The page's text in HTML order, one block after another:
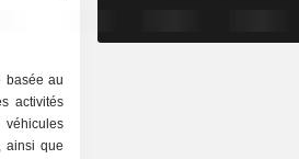
basée au
activités
ainsi que